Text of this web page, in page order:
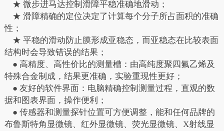
★ 微步进马达控制滑障平稳准确地滑动；
★ 滑障精确的定位决定了计算每个分子所占面积的准确
性；
★ 平稳的滑动防止膜形成亚稳态，而亚稳态在比较表面
结构时会导致错误的结果；
● 高精度、高性价比的测量槽：由高纯度聚四氟乙烯及
特殊合金制成，结果更准确，实验重现性更好；
● 友好的软件界面：电脑精确控制测量过程，直观的数
据和图表界面，操作便利；
● 传感器和测量探针位置可方便调整，能和任何品牌的
布鲁斯特角显微镜、红外显微镜、荧光显微镜、X射线显